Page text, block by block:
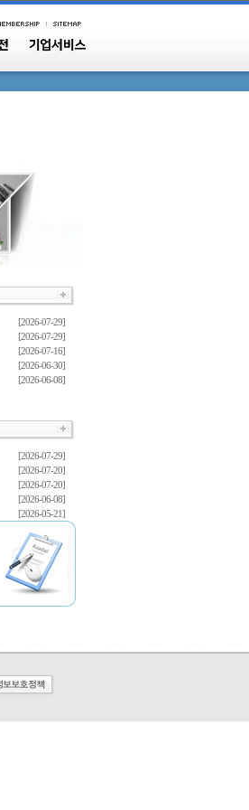
[2026-07-29]
[2026-07-29]
[2026-07-16]
[2026-06-30]
[2026-06-08]
[2026-07-29]
[2026-07-20]
[2026-07-20]
[2026-06-08]
[2026-05-21]